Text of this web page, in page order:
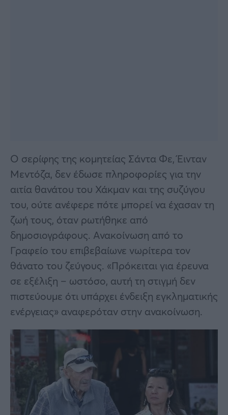
Ο σερίφης της κομητείας Σάντα Φε, Έινταν
Μεντόζα, δεν έδωσε πληροφορίες για την
αιτία θανάτου του Χάκμαν και της συζύγου
του, ούτε ανέφερε πότε μπορεί να έχασαν τη
ζωή τους, όταν ρωτήθηκε από
δημοσιογράφους. Ανακοίνωση από το
Γραφείο του επιβεβαίωνε νωρίτερα τον
θάνατο του ζεύγους. «Πρόκειται για έρευνα
σε εξέλιξη – ωστόσο, αυτή τη στιγμή δεν
πιστεύουμε ότι υπάρχει ένδειξη εγκληματικής
ενέργειας» αναφερόταν στην ανακοίνωση.